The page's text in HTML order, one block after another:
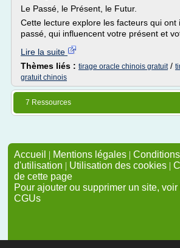
Le Passé, le Présent, le Futur.
Cette lecture explore les facteurs qui ont
passé, qui influencent votre présent et
Lire la suite
Thèmes liés : tirage oracle chinois gratuit/
gratuit chinois
7 Ressources
Accueil | Mentions légales |
d'utilisation | Utilisation des cookies |
de cette page
Pour ajouter ou supprimer un site,
CGUs